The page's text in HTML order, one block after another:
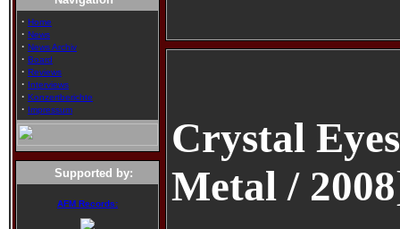
· Home
· News
· News Archiv
· Board
· Reviews
· Interviews
· Konzertberichte
· Impressum
Supported by:
AFM Records:
Crystal
Metal /